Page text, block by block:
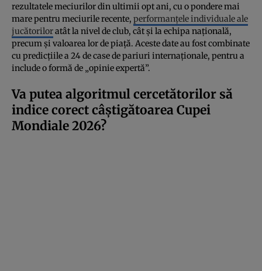
rezultatele meciurilor din ultimii opt ani, cu o pondere mai
mare pentru meciurile recente, performanțele individuale ale
jucătoriloratât la nivel de club, cât și la echipa națională,
precum și valoarea lor de piață. Aceste date au fost combinate
cu predicțiile a 24 de case de pariuri internaționale, pentru a
include o formă de „opinie expertă”.
Va putea algoritmul cercetătorilor să
indice corect câștigătoarea Cupei
Mondiale 2026?